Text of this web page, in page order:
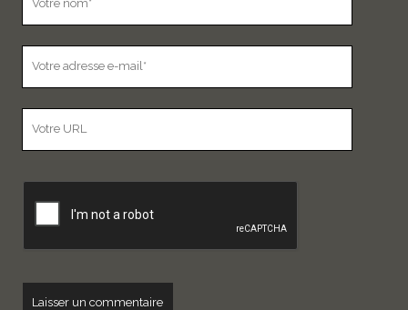
mail
votre
site